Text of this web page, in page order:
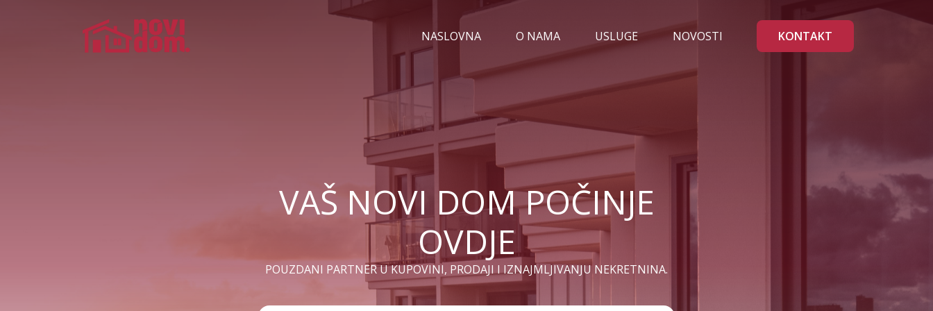
NASLOVNA O NAMA USLUGE NOVOSTI KONTAKT
VAŠ NOVI DOM POČINJE
OVDJE
POUZDANI PARTNER U KUPOVINI, PRODAJI I IZNAJMLJIVANJU NEKRETNINA.